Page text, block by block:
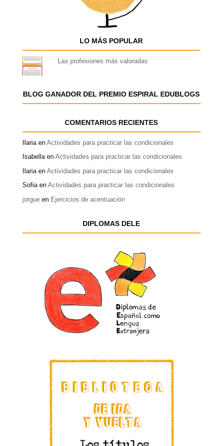
LO MÁS POPULAR
Las profesiones más valoradas
BLOG GANADOR DEL PREMIO ESPIRAL EDUBLOGS
COMENTARIOS RECIENTES
Ilariaen Actividades para practicar las condicionales
Isabellaen Actividades para practicar las condicionales
Ilariaen Actividades para practicar las condicionales
Sofiaen Actividades para practicar las condicionales
jorgueen Ejercicios de acentuación
DIPLOMAS DELE